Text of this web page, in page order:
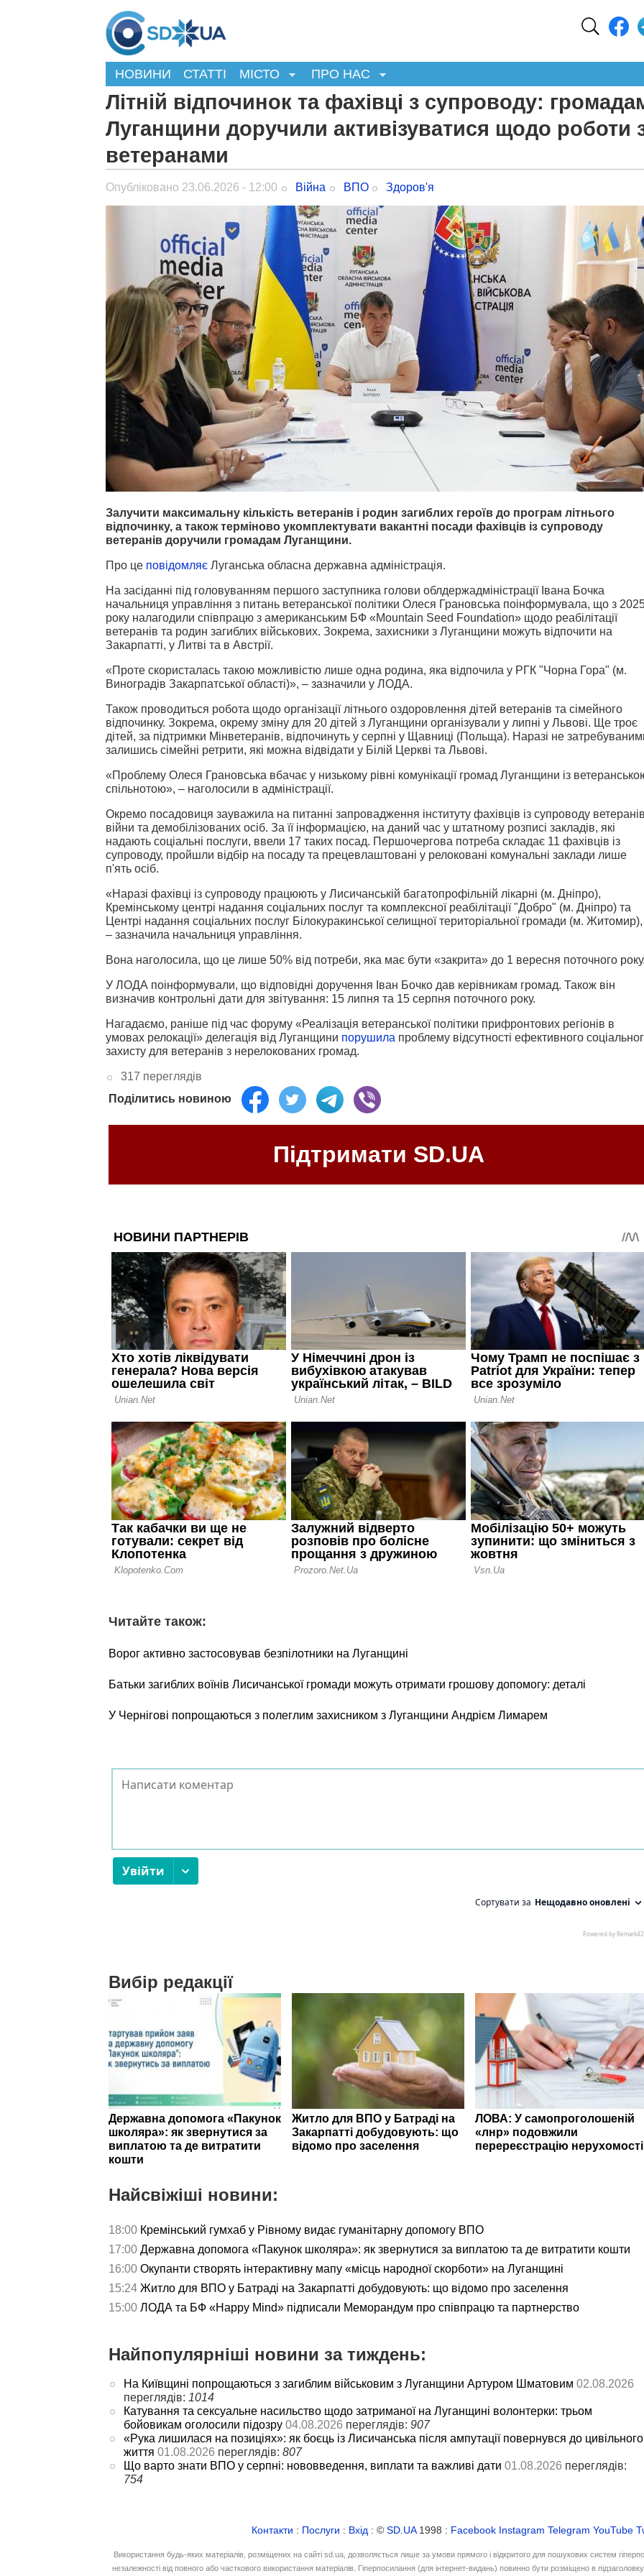
НОВИНИ СТАТТІ МІСТО ПРО НАС
Літній відпочинок та фахівці з супроводу:
Луганщини доручили активізуватися щодо роботи
ветеранами
Опубліковано 23.06.2026 - 12:00 Війна ВПО Здоров'я
Залучити максимальну кількість ветеранів і родин загиблих героїв до програм літнього
відпочинку, а також терміново укомплектувати вакантні посади фахівців із супроводу
ветеранів доручили громадам Луганщини.
Про це повідомляє Луганська обласна державна адміністрація.
На засіданні під головуванням першого заступника голови облдержадміністрації Івана Бочка
начальниця управління з питань ветеранської політики Олеся Грановська поінформувала, що з
року налагодили співпрацю з американським БФ «Mountain Seed Foundation» щодо реабілітації
ветеранів та родин загиблих військових. Зокрема, захисники з Луганщини можуть відпочити на
Закарпатті, у Литві та в Австрії.
«Проте скористалась такою можливістю лише одна родина, яка відпочила у РГК "Чорна Гора" (м.
Виноградів Закарпатської області)», – зазначили у ЛОДА.
Також проводиться робота щодо організації літнього оздоровлення дітей ветеранів та сімейного
відпочинку. Зокрема, окрему зміну для 20 дітей з Луганщини організували у липні у Львові. Ще троє
дітей, за підтримки Мінветеранів, відпочинуть у серпні у Щавниці (Польща). Наразі не
залишись сімейні ретрити, які можна відвідати у Білій Церкві та Львові.
«Проблему Олеся Грановська вбачає у низькому рівні комунікації громад Луганщини із
спільнотою», – наголосили в адміністрації.
Окремо посадовиця зауважила на питанні запровадження інституту фахівців із супроводу
війни та демобілізованих осіб. За її інформацією, на даний час у штатному розписі закладів, які
надають соціальні послуги, ввели 17 таких посад. Першочергова потреба складає 11 фахівців із
супроводу, пройшли відбір на посаду та прецевлаштовані у релоковані комунальні заклади лише
п'ять осіб.
«Наразі фахівці із супроводу працюють у Лисичанській багатопрофільній лікарні (м. Дніпро),
Кремінському центрі надання соціальних послуг та комплексної реабілітації "Добро" (м. Дніпро) та
Центрі надання соціальних послуг Білокуракинської селищної територіальної громади (м. Житомир),
– зазначила начальниця управління.
Вона наголосила, що це лише 50% від потреби, яка має бути «закрита» до 1 вересня поточного
У ЛОДА поінформували, що відповідні доручення Іван Бочко дав керівникам громад. Також він
визначив контрольні дати для звітування: 15 липня та 15 серпня поточного року.
Нагадаємо, раніше під час форуму «Реалізація ветеранської політики прифронтових регіонів в
умовах релокації» делегація від Луганщини порушила проблему відсутності ефективного
захисту для ветеранів з нерелокованих громад.
317 переглядів
Поділитись новиною
Підтримати SD.UA
Читайте також:
Ворог активно застосовував безпілотники на Луганщині
Батьки загиблих воїнів Лисичанської громади можуть отримати грошову допомогу: деталі
У Чернігові попрощаються з полеглим захисником з Луганщини Андрієм Лимарем
Вибір редакції
Державна допомога «Пакунок
школяра»: як звернутися за
виплатою та де витратити
кошти
Житло для ВПО у Батраді на
Закарпатті добудовують: що
відомо про заселення
ЛОВА: У самопроголошеній
«лнр» подовжили
перереєстрацію нерухомості
Найсвіжіші новини:
18:00 Кремінський гумхаб у Рівному видає гуманітарну допомогу ВПО
17:00 Державна допомога «Пакунок школяра»: як звернутися за виплатою та де витратити кошти
16:00 Окупанти створять інтерактивну мапу «місць народної скорботи» на Луганщині
15:24 Житло для ВПО у Батраді на Закарпатті добудовують: що відомо про заселення
15:00 ЛОДА та БФ «Happy Mind» підписали Меморандум про співпрацю та партнерство
Найпопулярніші новини за тиждень:
На Київщині попрощаються з загиблим військовим з Луганщини Артуром Шматовим 02.08.2026
переглядів: 1014
Катування та сексуальне насильство щодо затриманої на Луганщині волонтерки: трьом
бойовикам оголосили підозру 04.08.2026 переглядів: 907
«Рука лишилася на позиціях»: як боєць із Лисичанська після ампутації повернувся до цивільного
життя 01.08.2026 переглядів: 807
Що варто знати ВПО у серпні: нововведення, виплати та важливі дати 01.08.2026 переглядів:
754
Контакти : Послуги : Вхід : © SD.UA1998 : Facebook Instagram Telegram YouTube
Використання будь-яких матеріалів, розміщених на сайті sd.ua, дозволяється лише за умови прямого і відкритого для пошукових систем
незалежності від повного або часткового використання матеріалів. Гіперпосилання (для інтернет-видань) повинно бути розміщено в